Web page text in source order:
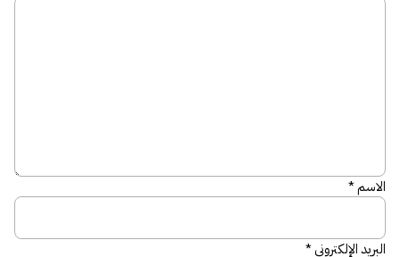
الاسم*
البريد الإلكتروني*